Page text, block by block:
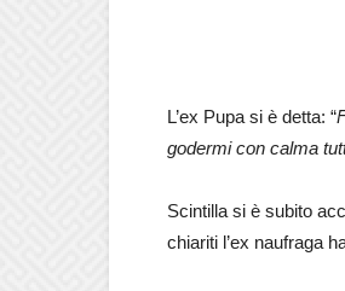
L’ex Pupa si è detta: “
godermi con calma
Scintilla si è subito
chiariti l’ex naufraga